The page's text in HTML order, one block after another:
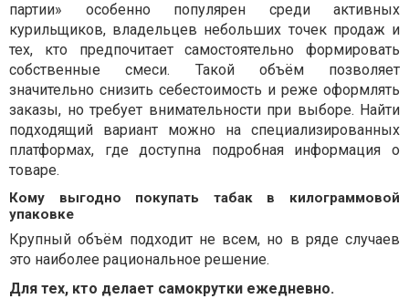
партии» особенно популярен среди активных
курильщиков, владельцев небольших точек продаж и
тех, кто предпочитает самостоятельно формировать
собственные смеси. Такой объём позволяет
значительно снизить себестоимость и реже оформлять
заказы, но требует внимательности при выборе. Найти
подходящий вариант можно на специализированных
платформах, где доступна подробная информация о
товаре.
Кому выгодно покупать табак в килограммовой
упаковке
Крупный объём подходит не всем, но в ряде случаев
это наиболее рациональное решение.
Для тех, кто делает самокрутки ежедневно.